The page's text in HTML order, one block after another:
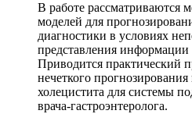
В работе рассматриваются
моделей для
диагностики в условиях
представления информации
Приводится практический
нечеткого
холецистита для системы
врача-гастроэнтеролога.